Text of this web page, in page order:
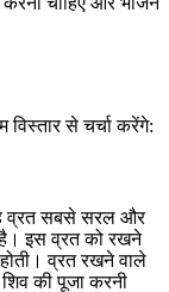
से चर्चा करेंगे:
व्रत सबसे सरल और
इस व्रत को रखने
व्रत रखने वाले
की पूजा करनी